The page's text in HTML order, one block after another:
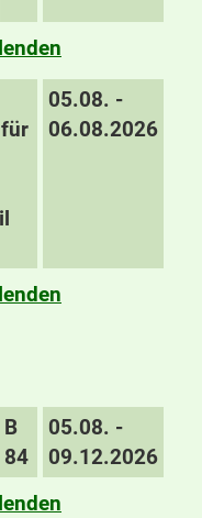
05.08. -
06.08.2026
B
84
05.08. -
09.12.2026